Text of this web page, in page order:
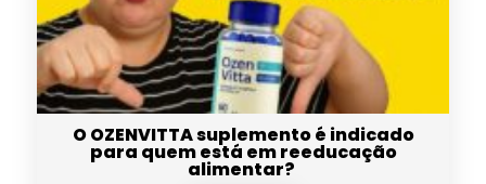
O OZENVITTA suplemento é indicado
para quem está em reeducação
alimentar?